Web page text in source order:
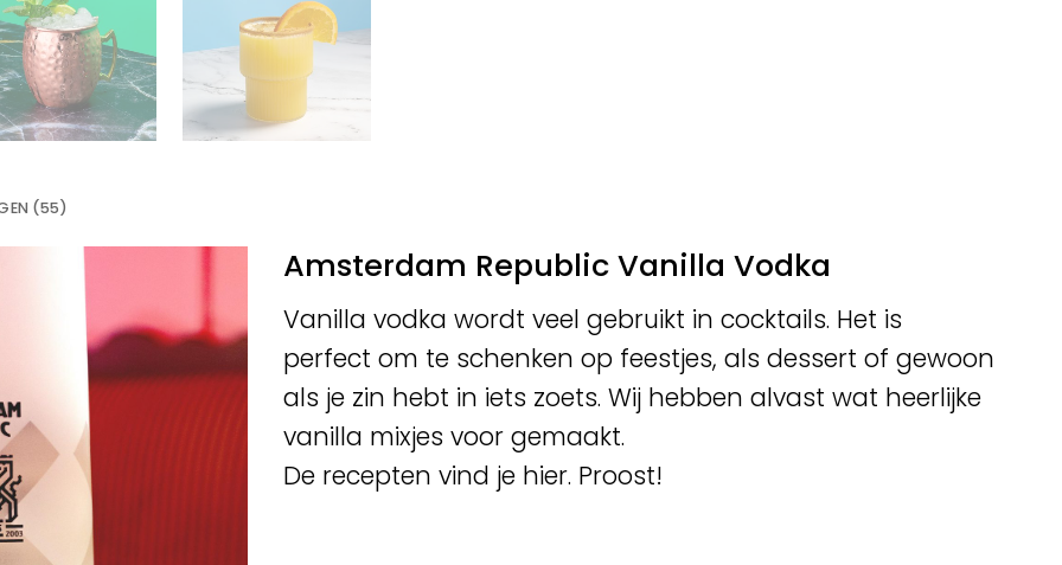
(55)
Amsterdam Republic Vanilla Vodka
Vanilla vodka wordt veel gebruikt in cocktails. Het is
perfect om te schenken op feestjes, als dessert of gewoon
als je zin hebt in iets zoets. Wij hebben alvast wat heerlijke
vanilla mixjes voor gemaakt.
De recepten vind je hier. Proost!